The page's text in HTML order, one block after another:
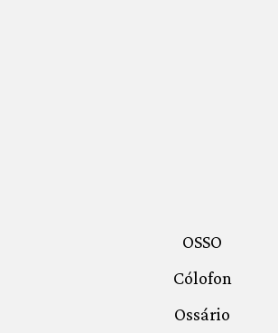
OSSO
Cólofon
Ossário